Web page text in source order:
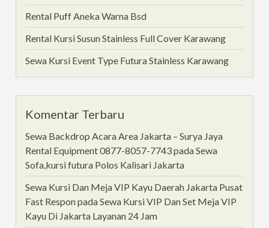
Rental Puff Aneka Warna Bsd
Rental Kursi Susun Stainless Full Cover Karawang
Sewa Kursi Event Type Futura Stainless Karawang
Komentar Terbaru
Sewa Backdrop Acara Area Jakarta – Surya Jaya
Rental Equipment 0877-8057-7743padaSewa
Sofa,kursi futura Polos Kalisari Jakarta
Sewa Kursi Dan Meja VIP Kayu Daerah Jakarta Pusat
Fast ResponpadaSewa Kursi VIP Dan Set Meja VIP
Kayu Di Jakarta Layanan 24 Jam